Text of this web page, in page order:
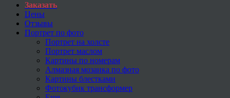
Заказать
Цены
Отзывы
Портрет по фото
Портрет на холсте
Портрет маслом
Картины по номерам
Алмазная мозаика по фото
Картины блестками
Фотокубик трансформер